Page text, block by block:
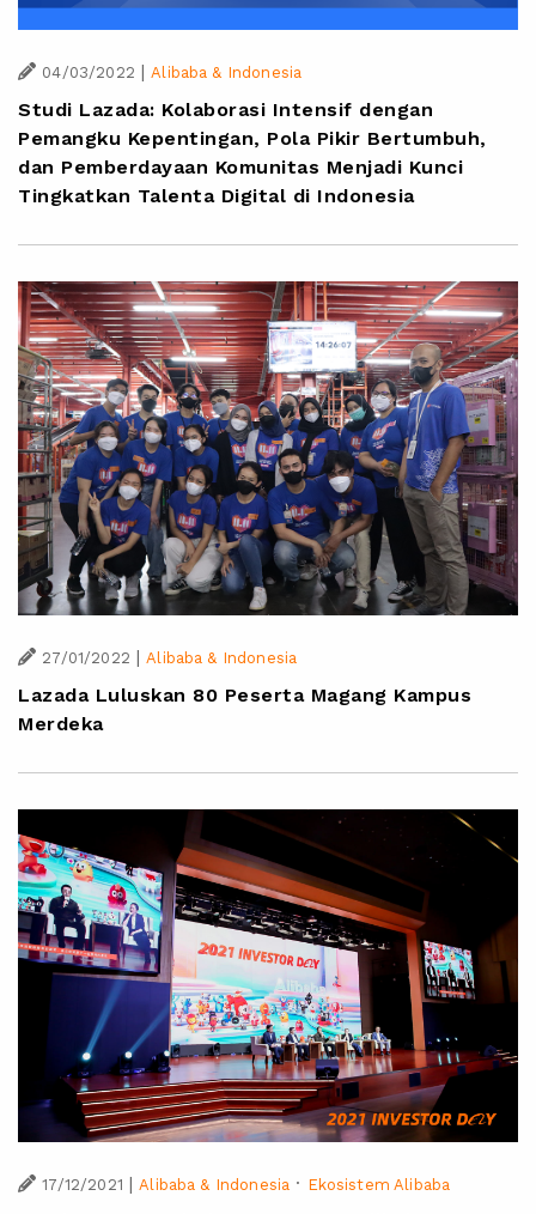
04/03/2022 | Alibaba & Indonesia
Studi Lazada: Kolaborasi Intensif dengan
Pemangku Kepentingan, Pola Pikir Bertumbuh,
dan Pemberdayaan Komunitas Menjadi Kunci
Tingkatkan Talenta Digital di Indonesia
27/01/2022 | Alibaba & Indonesia
Lazada Luluskan 80 Peserta Magang Kampus
Merdeka
17/12/2021 Alibaba & Indonesia · Ekosistem Alibaba